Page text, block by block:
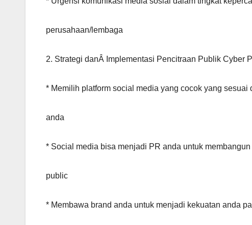
perusahaan/lembaga
2. Strategi danÂ Implementasi Pencitraan Publik Cyber
* Memilih platform social media yang cocok yang sesuai
anda
* Social media bisa menjadi PR anda untuk
public
* Membawa brand anda untuk menjadi kekuatan anda